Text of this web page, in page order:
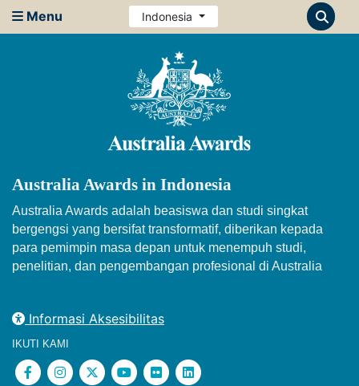
Menu Indonesia
Australia Awards in Indonesia
Australia Awards adalah beasiswa dan studi singkat
bergengsi yang bersifat transformatif, diberikan kepada
para pemimpin masa depan untuk menempuh studi,
penelitian, dan pengembangan profesional di Australia
Informasi Aksesibilitas
IKUTI KAMI